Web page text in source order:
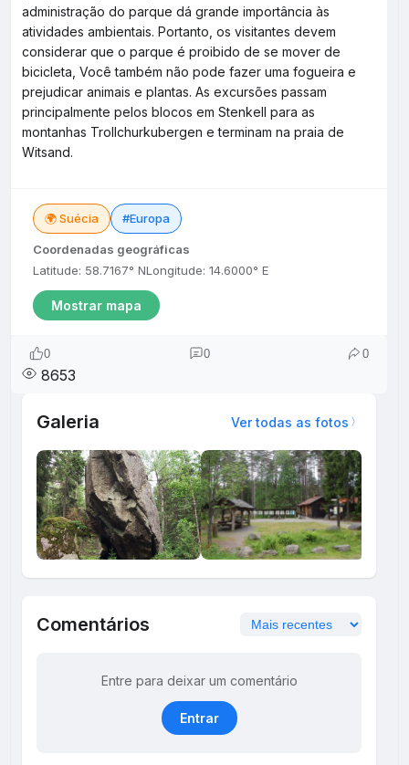
administração do parque dá grande importância às
atividades ambientais. Portanto, os visitantes devem
considerar que o parque é proibido de se mover de
bicicleta, Você também não pode fazer uma fogueira e
prejudicar animais e plantas. As excursões passam
principalmente pelos blocos em Stenkell para as
montanhas Trollchurkubergen e terminam na praia de
Witsand.
🌍 Suécia #Europa
Coordenadas geográficas
Latitude: 58.7167° NLongitude: 14.6000° E
Mostrar mapa
0 0 0
8653
Galeria Ver todas as fotos
Comentários
Entre para deixar um comentário
Entrar